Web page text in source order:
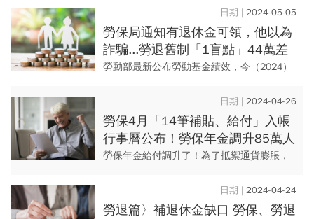
只有「唯二」可月領5萬元以上，月領4萬元
以上老年給付的也只有4千...
2024-05-05
勞保局通知有退休金可領，他以為
詐騙...勞退舊制「1盲點」44萬差
點拿不回！「這時效」很關鍵
勞動部最新公布勞動基金績效，今（2024）
元，其中新制勞退基金規模為4兆1,838億
元，收...
2024-04-26
勞保4月「14筆補貼、給付」入帳
行事曆公布！勞保年金調升85萬人
受惠，這年度調幅新高「領錢日
勞保年金給付調升了！為了抵禦通貨膨脹，
度」請領的勞保年金，據統計顯示，總計超
過85萬人受惠，調幅最...
2024-04-24
勞退篇〉補退休金缺口 勞保、勞退